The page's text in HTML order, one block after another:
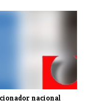
nacional